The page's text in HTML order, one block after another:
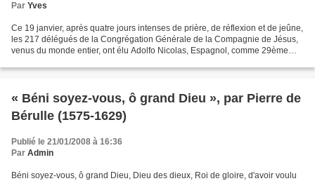
Par Yves
Ce 19 janvier, après quatre jours intenses de prière, de réflexion et de jeûne,
les 217 délégués de la Congrégation Générale de la Compagnie de Jésus,
venus du monde entier, ont élu Adolfo Nicolas, Espagnol, comme 29ème
« Béni soyez-vous, ô grand Dieu », par Pierre de
Bérulle (1575-1629)
Publié le 21/01/2008 à 16:36
Par Admin
Béni soyez-vous, ô grand Dieu, Dieu des dieux, Roi de gloire, d'avoir voulu